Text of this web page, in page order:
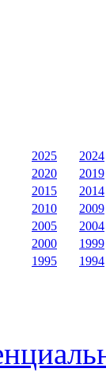
2025
2024
2020
2019
2015
2014
2010
2009
2005
2004
2000
1999
1995
1994